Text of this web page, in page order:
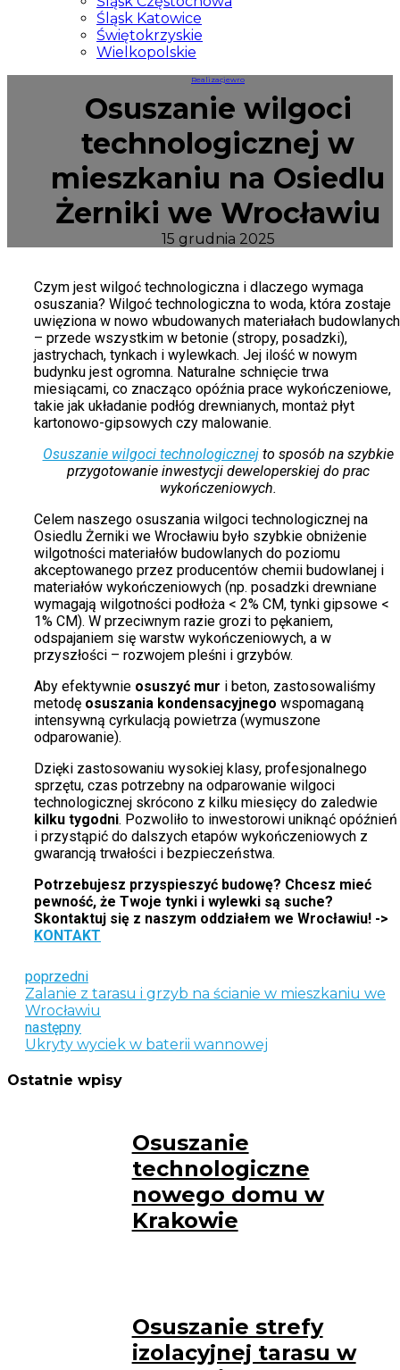
Śląsk Katowice
Świętokrzyskie
Wielkopolskie
Realizacjewro
Osuszanie wilgoci
technologicznej w
mieszkaniu na Osiedlu
Żerniki we Wrocławiu
15 grudnia 2025
Czym jest wilgoć technologiczna i dlaczego wymaga
osuszania? Wilgoć technologiczna to woda, która zostaje
uwięziona w nowo wbudowanych materiałach budowlanych
– przede wszystkim w betonie (stropy, posadzki),
jastrychach, tynkach i wylewkach. Jej ilość w nowym
budynku jest ogromna. Naturalne schnięcie trwa
miesiącami, co znacząco opóźnia prace wykończeniowe,
takie jak układanie podłóg drewnianych, montaż płyt
kartonowo-gipsowych czy malowanie.
Osuszanie wilgoci technologicznejto sposób na szybkie
przygotowanie inwestycji deweloperskiej do prac
wykończeniowych.
Celem naszego osuszania wilgoci technologicznej na
Osiedlu Żerniki we Wrocławiu było szybkie obniżenie
wilgotności materiałów budowlanych do poziomu
akceptowanego przez producentów chemii budowlanej i
materiałów wykończeniowych (np. posadzki drewniane
wymagają wilgotności podłoża < 2% CM, tynki gipsowe <
1% CM). W przeciwnym razie grozi to pękaniem,
odspajaniem się warstw wykończeniowych, a w
przyszłości – rozwojem pleśni i grzybów.
Aby efektywnie osuszyć mur i beton, zastosowaliśmy
metodę osuszania kondensacyjnego wspomaganą
intensywną cyrkulacją powietrza (wymuszone
odparowanie).
Dzięki zastosowaniu wysokiej klasy, profesjonalnego
sprzętu, czas potrzebny na odparowanie wilgoci
technologicznej skrócono z kilku miesięcy do zaledwie
kilku tygodni. Pozwoliło to inwestorowi uniknąć opóźnień
i przystąpić do dalszych etapów wykończeniowych z
gwarancją trwałości i bezpieczeństwa.
Potrzebujesz przyspieszyć budowę? Chcesz mieć
pewność, że Twoje tynki i wylewki są suche?
Skontaktuj się z naszym oddziałem we Wrocławiu! ->
KONTAKT
poprzedni
Zalanie z tarasu i grzyb na ścianie w mieszkaniu we
Wrocławiu
następny
Ukryty wyciek w baterii wannowej
Ostatnie wpisy
Osuszanie
technologiczne
nowego domu w
Krakowie
Osuszanie strefy
izolacyjnej tarasu w